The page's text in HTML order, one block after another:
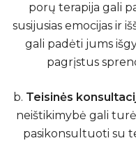
porų terapija gali
susijusias emocijas ir
gali padėti jums
pagrįstus
b. Teisinės
neištikimybė gali
pasikonsultuoti su